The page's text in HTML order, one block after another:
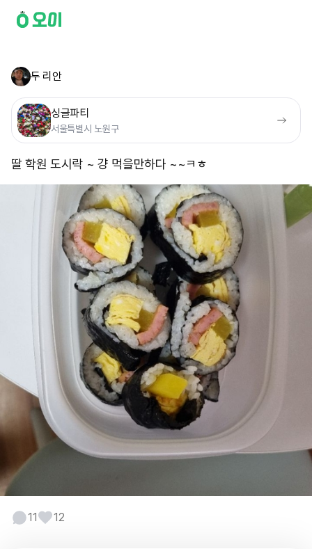
두 리안
싱글파티
서울특별시 노원구
딸 학원 도시락 ~ 걍 먹을만하다 ~~ㅋㅎ
11 12